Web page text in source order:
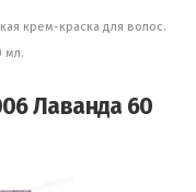
крем-краска для волос.
мл.
Лаванда 60